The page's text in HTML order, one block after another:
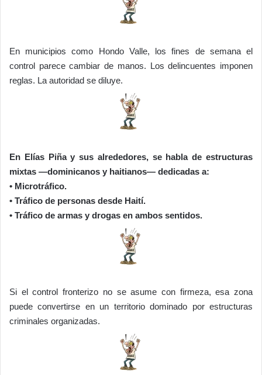
En municipios como Hondo Valle, los fines de semana el
control parece cambiar de manos. Los delincuentes imponen
reglas. La autoridad se diluye.
En Elías Piña y sus alrededores, se habla de estructuras
mixtas —dominicanos y haitianos— dedicadas a:
• Microtráfico.
• Tráfico de personas desde Haití.
• Tráfico de armas y drogas en ambos sentidos.
Si el control fronterizo no se asume con firmeza, esa zona
puede convertirse en un territorio dominado por estructuras
criminales organizadas.